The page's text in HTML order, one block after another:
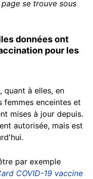
se trouve sous
données ont
pour les
quant à elles, en
femmes enceintes et
mises à jour depuis.
autorisée, mais est
par exemple
COVID-19 vaccine